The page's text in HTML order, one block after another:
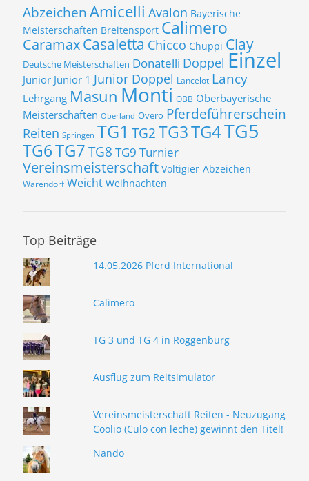
Abzeichen Amicelli Avalon Bayerische
Meisterschaften Breitensport Calimero
CaramaxCasaletta Chicco Chuppi Clay
Deutsche Meisterschaften Donatelli Doppel Einzel
Junior Junior 1 Junior Doppel Lancelot Lancy
Lehrgang Masun Monti OBB Oberbayerische
Meisterschaften Oberland Overo Pferdeführerschein
Reiten Springen TG1 TG2TG3TG4TG5
TG6TG7TG8 TG9 Turnier
Vereinsmeisterschaft Voltigier-Abzeichen
Warendorf Weicht Weihnachten
Top Beiträge
14.05.2026 Pferd International
Calimero
TG 3 und TG 4 in Roggenburg
Ausflug zum Reitsimulator
Vereinsmeisterschaft Reiten - Neuzugang
Coolio (Culo con leche) gewinnt den Titel!
Nando